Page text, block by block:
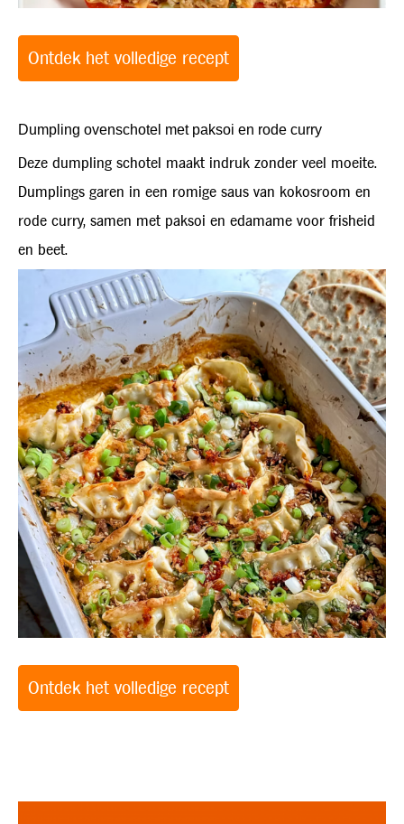
Ontdek het volledige recept
Dumpling ovenschotel met paksoi en rode curry
Deze dumpling schotel maakt indruk zonder veel moeite.
Dumplings garen in een romige saus van kokosroom en
rode curry, samen met paksoi en edamame voor frisheid
en beet.
Ontdek het volledige recept